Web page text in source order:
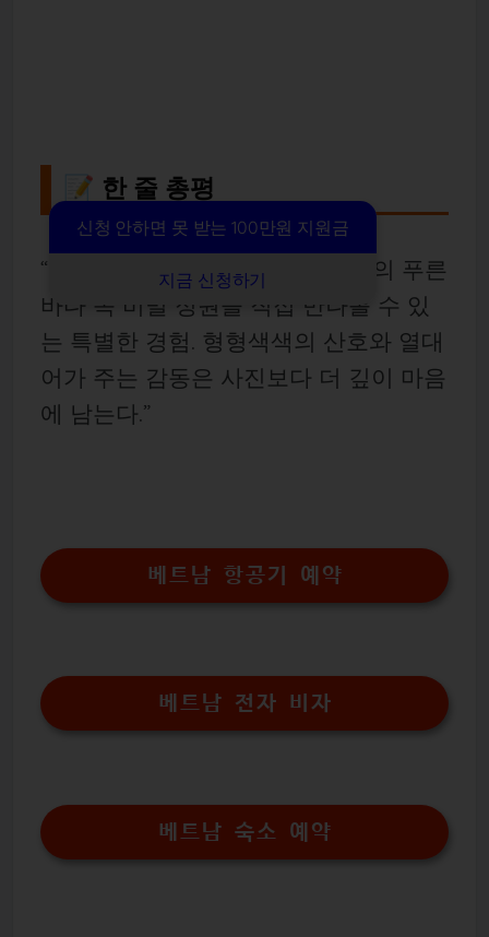
신청 안하면 못 받는 100만원 지원금
지금 신청하기
📝 한 줄 총평
“선짜 반도 스노클링 투어는 다낭의 푸른
바다 속 비밀 정원을 직접 만나볼 수 있
는 특별한 경험. 형형색색의 산호와 열대
어가 주는 감동은 사진보다 더 깊이 마음
에 남는다.”
베트남 항공기 예약
베트남 전자 비자
베트남 숙소 예약